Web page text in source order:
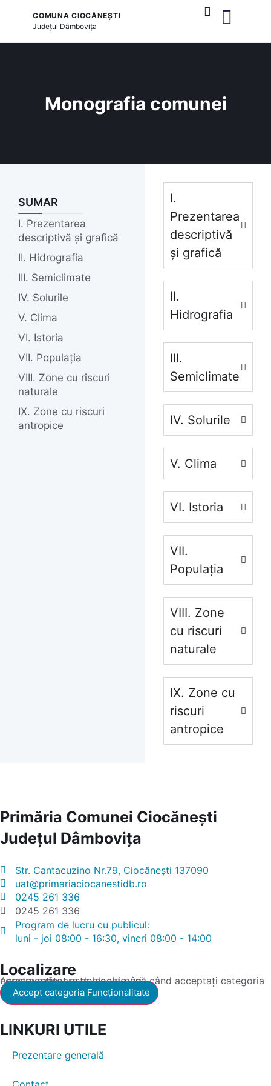
COMUNA CIOCĂNEȘTI
Județul Dâmbovița
Monografia comunei
SUMAR
I. Prezentarea
descriptivă și grafică
II. Hidrografia
III. Semiclimate
IV. Solurile
V. Clima
VI. Istoria
VII. Populația
VIII. Zone cu riscuri
naturale
IX. Zone cu riscuri
antropice
I.
Prezentarea
descriptivă
și grafică
II.
Hidrografia
III.
Semiclimate
IV. Solurile
V. Clima
VI. Istoria
VII.
Populația
VIII. Zone
cu riscuri
naturale
IX. Zone cu
riscuri
antropice
Primăria Comunei Ciocănești
Județul Dâmbovița
Str. Cantacuzino Nr.79, Ciocănești 137090
uat@primariaciocanestidb.ro
0245 261 336
0245 261 336
Program de lucru cu publicul:
luni - joi 08:00 - 16:30, vineri 08:00 - 14:00
Localizare
Acest conținut este blocat până când acceptați categoria corespunzătoare de cookie-uri.
Accept categoria Funcționalitate
LINKURI UTILE
Prezentare generală